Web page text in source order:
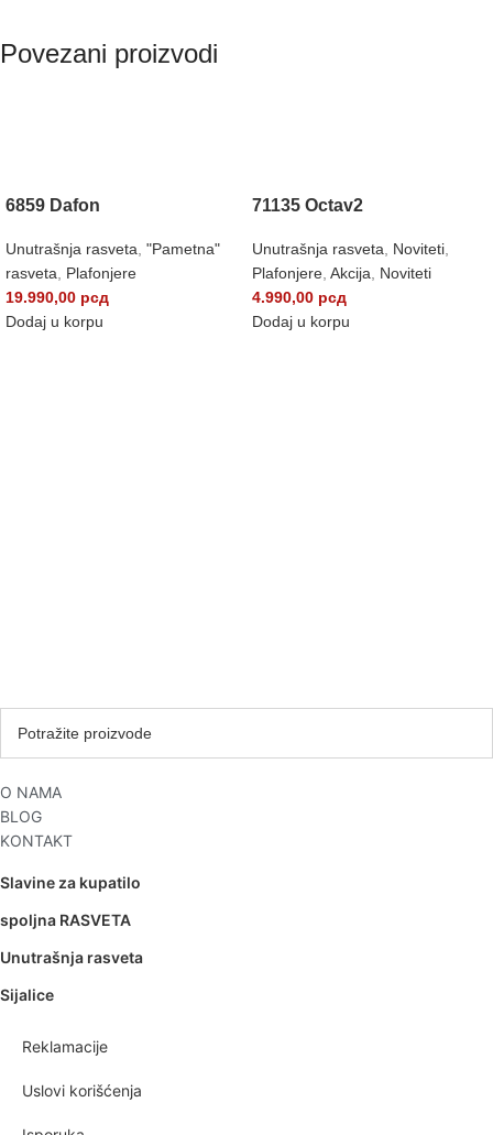
Povezani proizvodi
6859 Dafon
Unutrašnja rasveta, "Pametna"
rasveta, Plafonjere
19.990,00 рсд
Dodaj u korpu
71135 Octav2
Unutrašnja rasveta, Noviteti,
Plafonjere, Akcija, Noviteti
4.990,00 рсд
Dodaj u korpu
O NAMA
BLOG
KONTAKT
Slavine za kupatilo
spoljna RASVETA
Unutrašnja rasveta
Sijalice
Reklamacije
Uslovi korišćenja